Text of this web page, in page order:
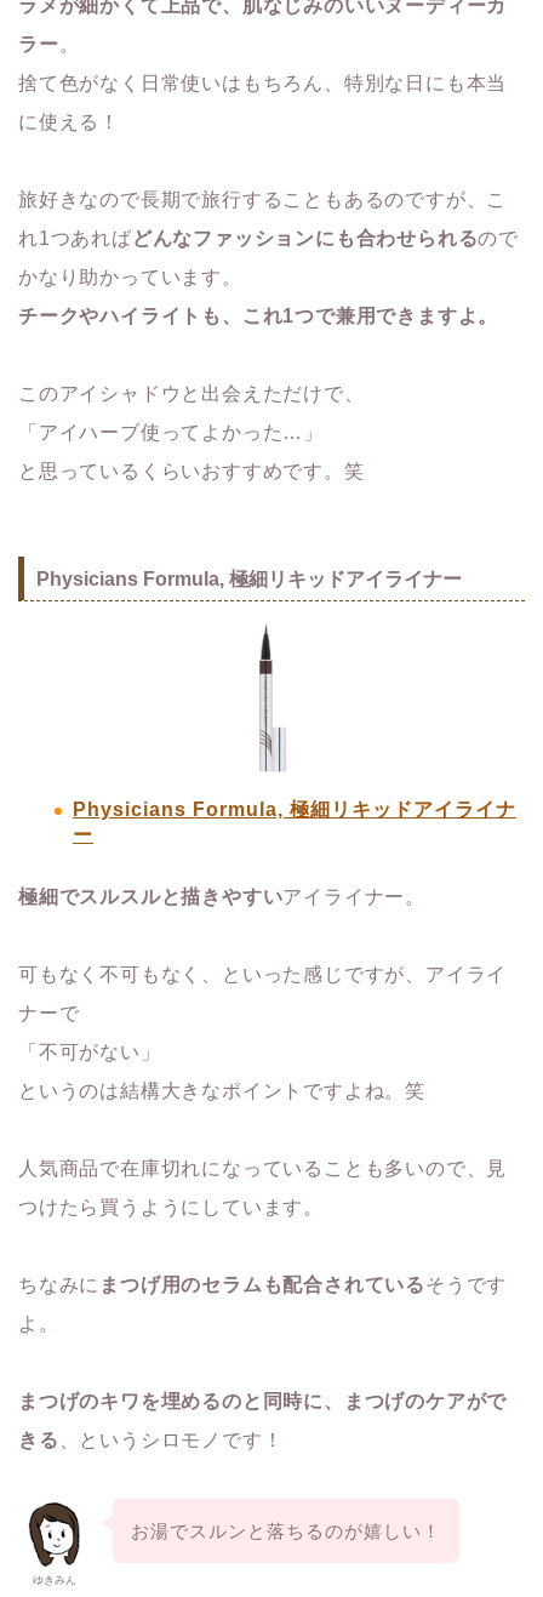
ラメが細かくて上品で、肌なじみのいいヌーディーカ
ラー。
捨て色がなく日常使いはもちろん、特別な日にも本当
に使える！
旅好きなので長期で旅行することもあるのですが、こ
れ1つあればどんなファッションにも合わせられるので
かなり助かっています。
チークやハイライトも、これ1つで兼用できますよ。
このアイシャドウと出会えただけで、
「アイハーブ使ってよかった…」
と思っているくらいおすすめです。笑
Physicians Formula, 極細リキッドアイライナー
Physicians Formula, 極細リキッドアイライナ
ー
極細でスルスルと描きやすいアイライナー。
可もなく不可もなく、といった感じですが、アイライ
ナーで
「不可がない」
というのは結構大きなポイントですよね。笑
人気商品で在庫切れになっていることも多いので、見
つけたら買うようにしています。
ちなみに まつげ用のセラムも配合されているそうです
よ。
まつげのキワを埋めるのと同時に、まつげのケアがで
きる 、というシロモノです！
ゆきみん
お湯でスルンと落ちるのが嬉しい！